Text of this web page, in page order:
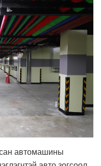
автомашины